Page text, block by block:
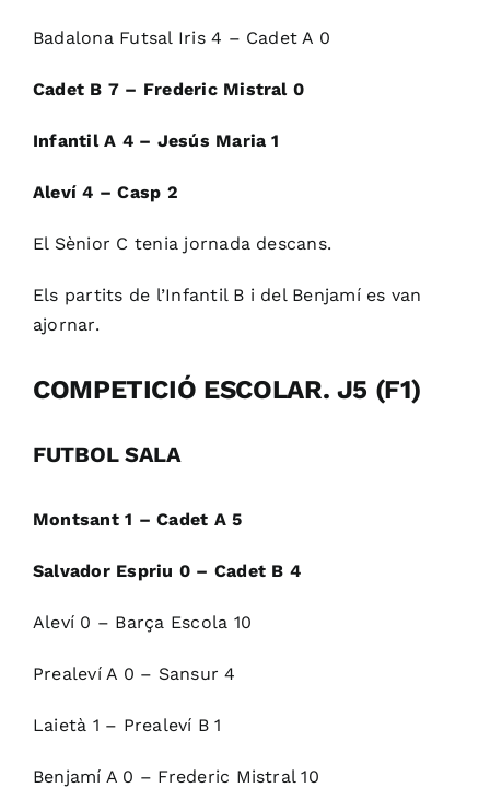
Badalona Futsal Iris 4 – Cadet A 0
Cadet B 7 – Frederic Mistral 0
Infantil A 4 – Jesús Maria 1
Aleví 4 – Casp 2
El Sènior C tenia jornada descans.
Els partits de l’Infantil B i del Benjamí es van
ajornar.
COMPETICIÓ ESCOLAR. J5 (F1)
FUTBOL SALA
Montsant 1 – Cadet A 5
Salvador Espriu 0 – Cadet B 4
Aleví 0 – Barça Escola 10
Prealeví A 0 – Sansur 4
Laietà 1 – Prealeví B 1
Benjamí A 0 – Frederic Mistral 10